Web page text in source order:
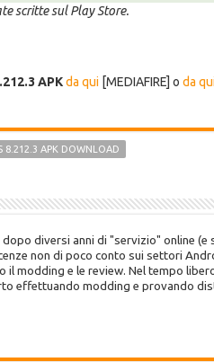
scritte sul Play Store.
APKda qui [MEDIAFIRE] o da
8.212.3 APK DOWNLOAD
diversi anni di "servizio" online
non di poco conto sui settori
il modding e le review. Nel tempo
effettuando modding e provando